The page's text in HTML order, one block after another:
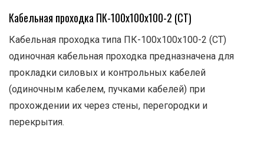
Кабельная проходка ПК-100х100х100-2 (СТ)
Кабельная проходка типа ПК-100х100х100-2 (СТ)
одиночная кабельная проходка предназначена для
прокладки силовых и контрольных кабелей
(одиночным кабелем, пучками кабелей) при
прохождении их через стены, перегородки и
перекрытия.